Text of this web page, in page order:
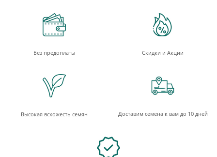
Без предоплаты Скидки и Акции
Высокая всхожесть семян Доставим семена к вам до 10 дней